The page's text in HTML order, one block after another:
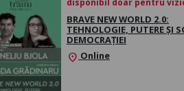
disponibil doar pentru
BRAVE NEW WORLD 2.0:
TEHNOLOGIE, PUTERE ȘI
DEMOCRAȚIEI
location_on Online